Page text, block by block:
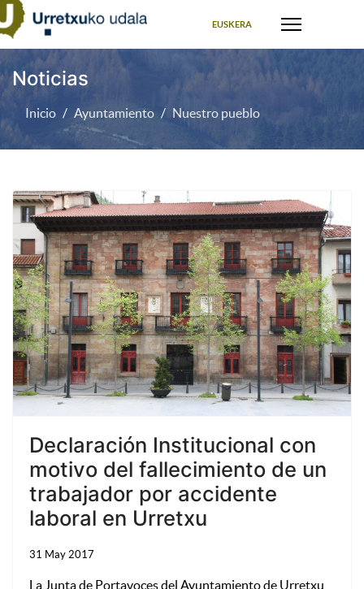
EUSKERA
Noticias
Inicio Ayuntamiento Nuestro pueblo
Declaración Institucional con
motivo del fallecimiento de un
trabajador por accidente
laboral en Urretxu
31 May 2017
La Junta de Portavoces del Ayuntamiento de Urretxu